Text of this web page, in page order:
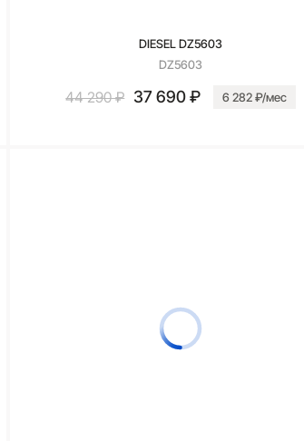
DIESEL DZ5603
DZ5603
44 290 ₽ 37 690 ₽ 6 282 ₽/мес